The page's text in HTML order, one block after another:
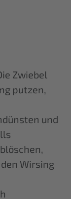
Zwiebel
putzen,
und
Wirsing